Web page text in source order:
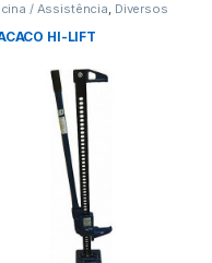
/ Assistência, Diversos
HI-LIFT